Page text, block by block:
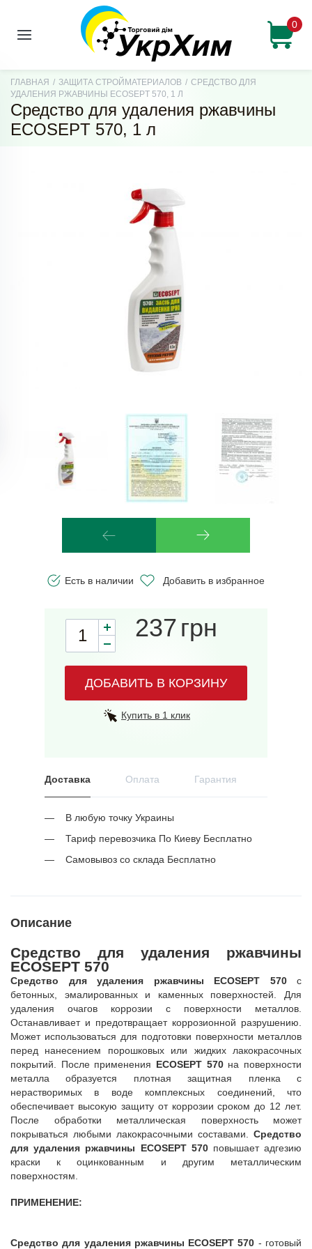
0
ГЛАВНАЯ / ЗАЩИТА СТРОЙМАТЕРИАЛОВ / СРЕДСТВО ДЛЯ
УДАЛЕНИЯ РЖАВЧИНЫ ECOSEPT 570, 1 Л
Средство для удаления ржавчины
ECOSEPT 570, 1 л
Есть в наличии Добавить в избранное
237грн
ДОБАВИТЬ В КОРЗИНУ
Купить в 1 клик
Доставка Оплата Гарантия
В любую точку Украины
Тариф перевозчика По Киеву Бесплатно
Самовывоз со склада Бесплатно
Описание
Средство для удаления ржавчины
ECOSEPT 570
Средство для удаления ржавчины ECOSEPT 570с
бетонных, эмалированных и каменных поверхностей. Для
удаления очагов коррозии с поверхности металлов.
Останавливает и предотвращает коррозионной разрушению.
Может использоваться для подготовки поверхности металлов
перед нанесением порошковых или жидких лакокрасочных
покрытий. После применения ECOSEPT 570на поверхности
металла образуется плотная защитная пленка с
нерастворимых в воде комплексных соединений, что
обеспечивает высокую защиту от коррозии сроком до 12 лет.
После обработки металлическая поверхность может
покрываться любыми лакокрасочными составами. Средство
для удаления ржавчины ECOSEPT 570 повышает адгезию
краски к оцинкованным и другим металлическим
поверхностям.
ПРИМЕНЕНИЕ:
Средство для удаления ржавчины ECOSEPT 570 - готовый